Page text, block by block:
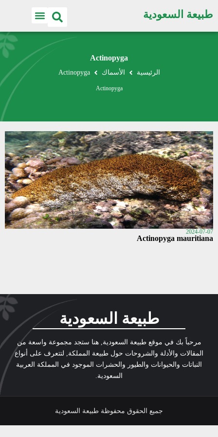
طبيعة السعودية
Actinopyga
الرئيسية الأسماك Actinopyga
Actinopyga
2024-07-07
Actinopyga mauritiana
طبيعة السعودية
مرحباً بك في موقع طبيعة السعودية, هنا ستجد مجموعة واسعة من
المقالات والأدلة والشروحات حول طبيعة المملكة, لتتعرف على أنواع
النباتات والحيوانات والطيور والحشرات الموجود في المملكة العربية
السعودية.
جميع الحقوق محفوظة طبيعة السعودية